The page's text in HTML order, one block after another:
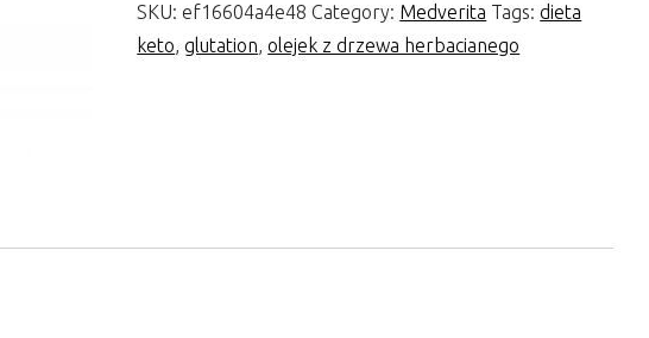
SKU:ef16604a4e48 Category: Medverita Tags:dieta
keto,glutation,olejek z drzewa herbacianego